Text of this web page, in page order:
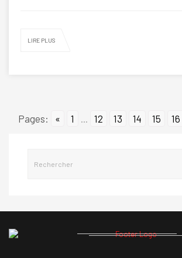
LIRE PLUS
Pages: « 1 12 13 14 15 16